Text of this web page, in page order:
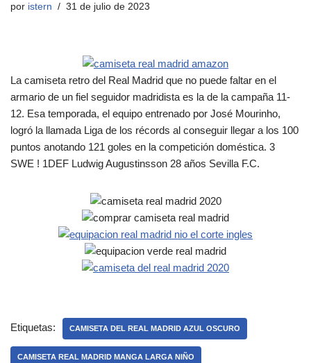
por istern 31 de julio de 2023
La camiseta retro del Real Madrid que no puede faltar en el
armario de un fiel seguidor madridista es la de la campaña 11-
12. Esa temporada, el equipo entrenado por José Mourinho,
logró la llamada Liga de los récords al conseguir llegar a los 100
puntos anotando 121 goles en la competición doméstica. 3
SWE ! 1DEF Ludwig Augustinsson 28 años Sevilla F.C.
Etiquetas: CAMISETA DEL REAL MADRID AZUL OSCURO
CAMISETA REAL MADRID MANGA LARGA NIÑO